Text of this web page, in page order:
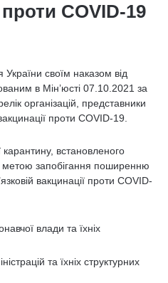
COVID-19
України своїм наказом від
в Мін’юсті 07.10.2021 за
організацій, представники
проти COVID-19.
карантину, встановленого
метою запобігання поширенню
вакцинації проти COVID-
влади та їхніх
та їхніх структурних